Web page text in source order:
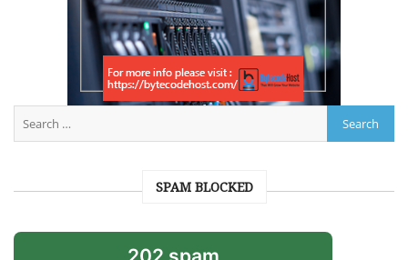
SPAM BLOCKED
202 spam